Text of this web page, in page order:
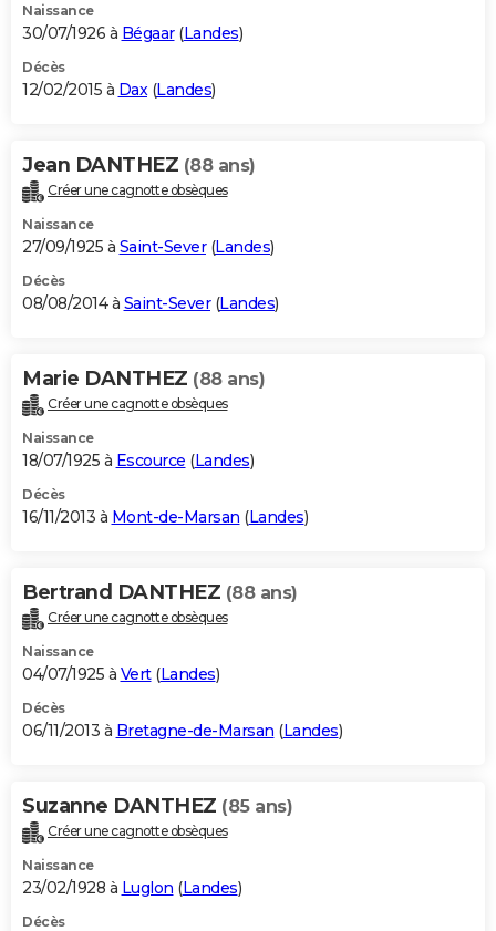
Naissance
30/07/1926 à Bégaar(Landes)
Décès
12/02/2015 à Dax(Landes)
Jean DANTHEZ (88 ans)
Créer une cagnotte obsèques
Naissance
27/09/1925 à Saint-Sever(Landes)
Décès
08/08/2014 à Saint-Sever(Landes)
Marie DANTHEZ (88 ans)
Créer une cagnotte obsèques
Naissance
18/07/1925 à Escource (Landes)
Décès
16/11/2013 à Mont-de-Marsan (Landes)
Bertrand DANTHEZ (88 ans)
Créer une cagnotte obsèques
Naissance
04/07/1925 à Vert(Landes)
Décès
06/11/2013 à Bretagne-de-Marsan (Landes)
Suzanne DANTHEZ (85 ans)
Créer une cagnotte obsèques
Naissance
23/02/1928 à Luglon (Landes)
Décès